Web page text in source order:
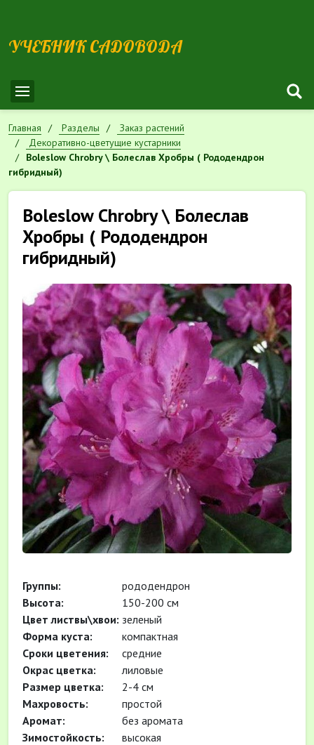
УЧЕБНИК САДОВОДА
Главная Разделы
Заказ растений
Декоративно-цветущие кустарники
Boleslow Chrobry \ Болеслав Хробры ( Рододендрон
гибридный)
Boleslow Chrobry \ Болеслав
Хробры ( Рододендрон
гибридный)
Группы:
рододендрон
Высота:
150-200 см
Цвет листвы\хвои: зеленый
Форма куста:
компактная
Сроки цветения:
средние
Окрас цветка:
лиловые
Размер цветка:
2-4 см
Махровость:
простой
Аромат:
без аромата
Зимостойкость:
высокая